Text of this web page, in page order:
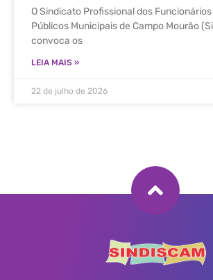
O Sindicato Profissional dos
Públicos Municipais de Campo Mourão
convoca os
LEIA MAIS »
22 de julho de 2026